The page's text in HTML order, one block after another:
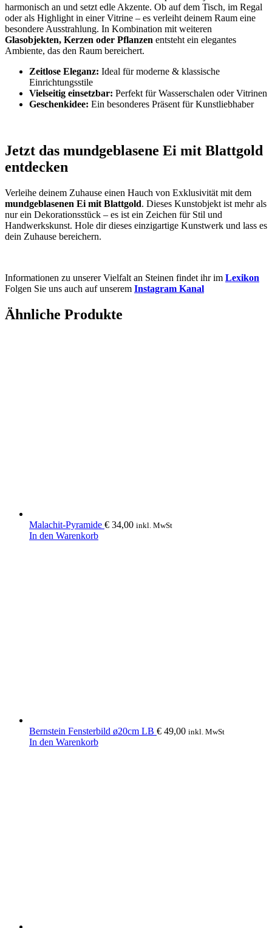
harmonisch an und setzt edle Akzente. Ob auf dem Tisch, im Regal
oder als Highlight in einer Vitrine – es verleiht deinem Raum eine
besondere Ausstrahlung. In Kombination mit weiteren
Glasobjekten, Kerzen oder Pflanzen entsteht ein elegantes
Ambiente, das den Raum bereichert.
Zeitlose Eleganz: Ideal für moderne & klassische
Einrichtungsstile
Vielseitig einsetzbar: Perfekt für Wasserschalen oder Vitrinen
Geschenkidee: Ein besonderes Präsent für Kunstliebhaber
Jetzt das mundgeblasene Ei mit Blattgold
entdecken
Verleihe deinem Zuhause einen Hauch von Exklusivität mit dem
mundgeblasenen Ei mit Blattgold. Dieses Kunstobjekt ist mehr als
nur ein Dekorationsstück – es ist ein Zeichen für Stil und
Handwerkskunst. Hole dir dieses einzigartige Kunstwerk und lass es
dein Zuhause bereichern.
Informationen zu unserer Vielfalt an Steinen findet ihr im Lexikon
Folgen Sie uns auch auf unserem Instagram Kanal
Ähnliche Produkte
Malachit-Pyramide € 34,00 inkl. MwSt
In den Warenkorb
Bernstein Fensterbild ø20cm LB € 49,00 inkl. MwSt
In den Warenkorb